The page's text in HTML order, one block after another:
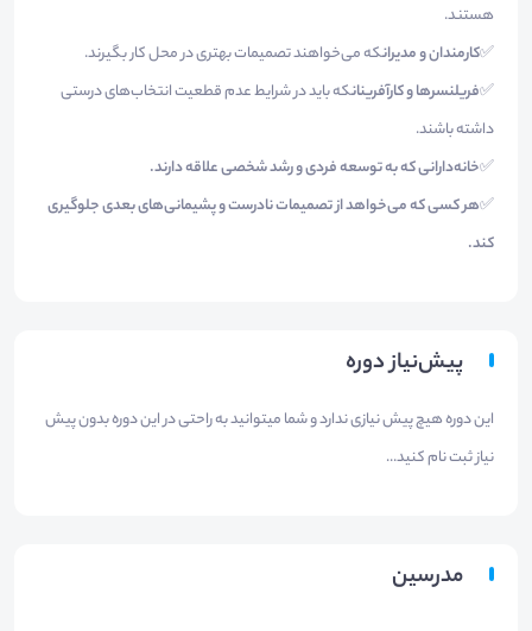
هستند.
✅کارمندان و مدیرانکه می‌خواهند تصمیمات بهتری در محل کار بگیرند.
✅فریلنسرها و کارآفرینانکه باید در شرایط عدم قطعیت انتخاب‌های درستی
داشته باشند.
✅خانه‌دارانی که به توسعه فردی و رشد شخصی علاقه دارند.
✅هر کسی که می‌خواهد از تصمیمات نادرست و پشیمانی‌های بعدی جلوگیری
کند.
پیش‌نیاز دوره
این دوره هیچ پیش نیازی ندارد و شما میتوانید به راحتی در این دوره بدون پیش
نیاز ثبت نام کنید...
مدرسین